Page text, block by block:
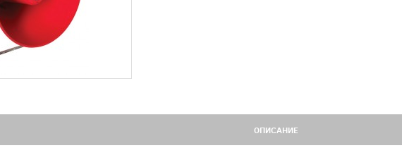
ОПИСАНИЕ